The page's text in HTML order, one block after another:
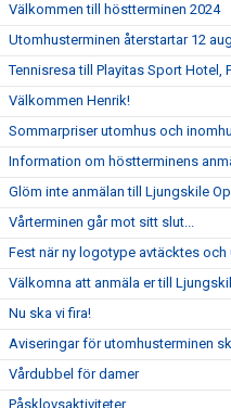
Välkommen till höstterminen 2024
Utomhusterminen återstartar 12
Tennisresa till Playitas Sport Hotel,
Välkommen Henrik!
Sommarpriser utomhus och
Information om höstterminens
Glöm inte anmälan till Ljungskile
Vårterminen går mot sitt slut...
Fest när ny logotype avtäcktes
Välkomna att anmäla er till
Nu ska vi fira!
Aviseringar för utomhusterminen
Vårdubbel för damer
Påsklovsaktiviteter